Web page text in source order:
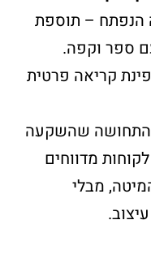
הנפתח – תוספת
ספר וקפה.
קריאה פרטית
התחושה שהשקעה
מדווחים
מבלי